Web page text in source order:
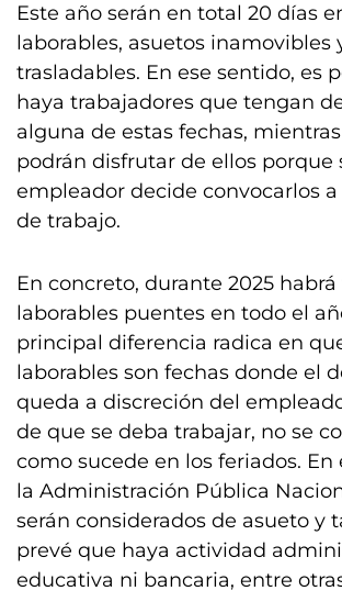
Este año serán en total 20 días
laborables, asuetos inamovibles
trasladables. En ese sentido, es
haya trabajadores que tengan
alguna de estas fechas,
podrán disfrutar de ellos porque
empleador decide convocarlos a
de trabajo.
En concreto, durante 2025
laborables puentes en todo el
principal diferencia radica en
laborables son fechas donde el
queda a discreción del
de que se deba trabajar, no se
como sucede en los feriados. En
la Administración Pública
serán considerados de asueto y
prevé que haya actividad
educativa ni bancaria, entre